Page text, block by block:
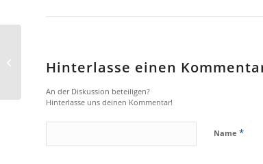
Hinterlasse einen
An der Diskussion beteiligen?
Hinterlasse uns deinen Kommentar!
Name *
Energieverbrauch